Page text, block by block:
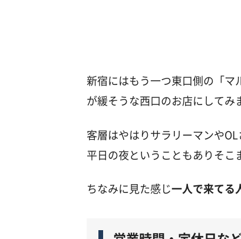
新宿にはもう一つ東口側の「
が緩そうな西口のお店にしてみ
客層はやはりサラリーマンやOL
平日の夜ということもありそこ
ちなみに見た感じ一人で来てる